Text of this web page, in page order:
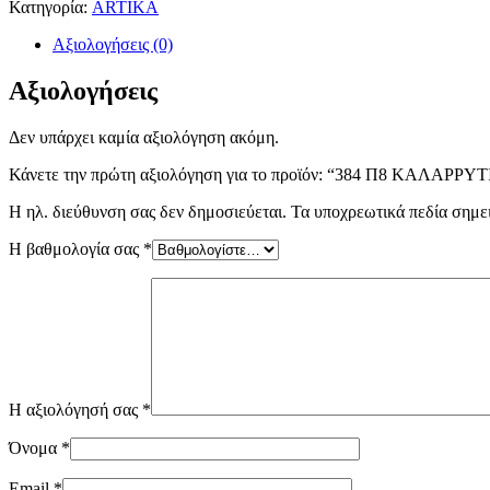
Κατηγορία: ARTIKA
Αξιολογήσεις (0)
Αξιολογήσεις
Δεν υπάρχει καμία αξιολόγηση ακόμη.
Κάνετε την πρώτη αξιολόγηση για το προϊόν: “384 Π8
Η ηλ. διεύθυνση σας δεν δημοσιεύεται. Τα υποχρεωτικά πεδία
Η βαθμολογία σας *
Η αξιολόγησή σας *
Όνομα *